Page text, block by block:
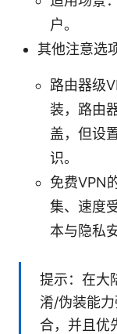
户。
其他注意选
路由器级
装，路由
盖，但设
识。
免费VPN
集、速度
本与隐私
提示：在大
淆/伪装能
合，并且优